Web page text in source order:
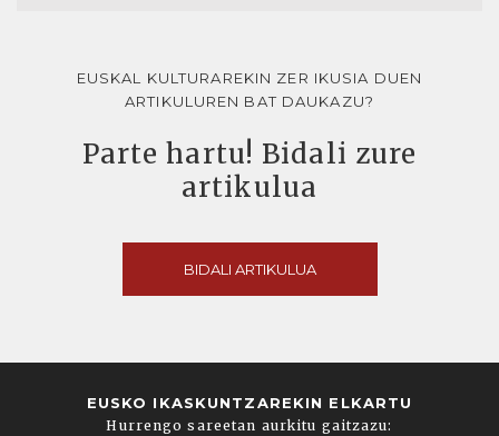
EUSKAL KULTURAREKIN ZER IKUSIA DUEN
ARTIKULUREN BAT DAUKAZU?
Parte hartu! Bidali zure
artikulua
BIDALI ARTIKULUA
EUSKO IKASKUNTZAREKIN ELKARTU
Hurrengo sareetan aurkitu gaitzazu: